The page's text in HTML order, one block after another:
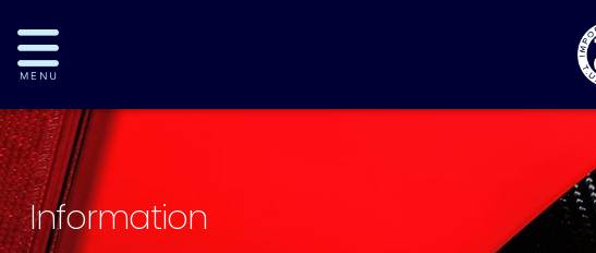
Information